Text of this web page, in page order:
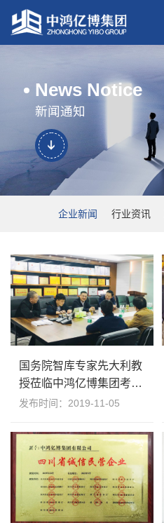
News Notice
新闻通知
企业新闻 行业资讯
国务院智库专家先大利教
授莅临中鸿亿博集团考察
指导
发布时间：2019-11-05